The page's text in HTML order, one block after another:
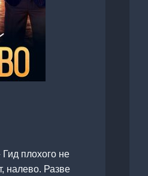
плохого не
налево. Разве